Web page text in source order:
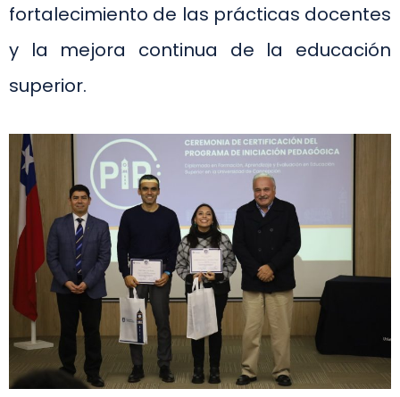
fortalecimiento de las prácticas docentes
y la mejora continua de la educación
superior.